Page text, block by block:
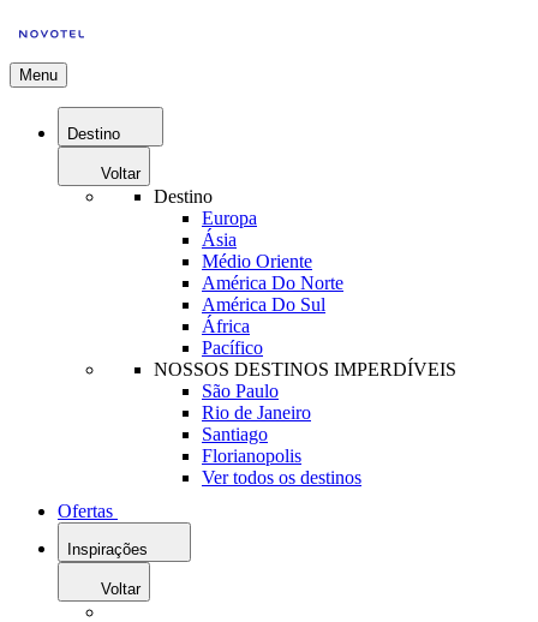
Menu
Destino
Voltar
Destino
Europa
Ásia
Médio Oriente
América Do Norte
América Do Sul
África
Pacífico
NOSSOS DESTINOS IMPERDÍVEIS
São Paulo
Rio de Janeiro
Santiago
Florianopolis
Ver todos os destinos
Ofertas
Inspirações
Voltar